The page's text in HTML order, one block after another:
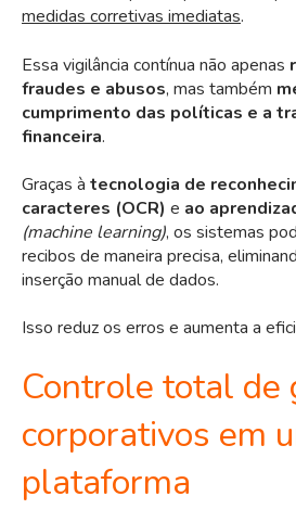
medidas corretivas imediatas.
Essa vigilância contínua não apenas
fraudes e abusos, mas também
cumprimento das políticas e a
financeira.
Graças à tecnologia de
caracteres (OCR) e ao
(machine learning), os sistemas
recibos de maneira precisa,
inserção manual de dados.
Isso reduz os erros e aumenta a
Controle total de
corporativos em
plataforma